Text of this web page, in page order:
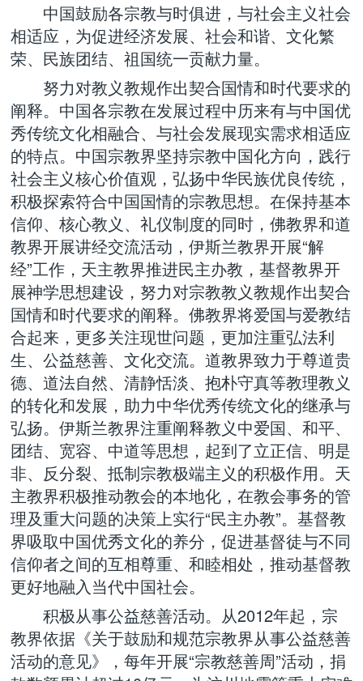
中国鼓励各宗教与时俱进，与社会主义社会
相适应，为促进经济发展、社会和谐、文化繁
荣、民族团结、祖国统一贡献力量。
努力对教义教规作出契合国情和时代要求的
阐释。中国各宗教在发展过程中历来有与中国优
秀传统文化相融合、与社会发展现实需求相适应
的特点。中国宗教界坚持宗教中国化方向，践行
社会主义核心价值观，弘扬中华民族优良传统，
积极探索符合中国国情的宗教思想。在保持基本
信仰、核心教义、礼仪制度的同时，佛教界和道
教界开展讲经交流活动，伊斯兰教界开展“解
经”工作，天主教界推进民主办教，基督教界开
展神学思想建设，努力对宗教教义教规作出契合
国情和时代要求的阐释。佛教界将爱国与爱教结
合起来，更多关注现世问题，更加注重弘法利
生、公益慈善、文化交流。道教界致力于尊道贵
德、道法自然、清静恬淡、抱朴守真等教理教义
的转化和发展，助力中华优秀传统文化的继承与
弘扬。伊斯兰教界注重阐释教义中爱国、和平、
团结、宽容、中道等思想，起到了立正信、明是
非、反分裂、抵制宗教极端主义的积极作用。天
主教界积极推动教会的本地化，在教会事务的管
理及重大问题的决策上实行“民主办教”。基督教
界吸取中国优秀文化的养分，促进基督徒与不同
信仰者之间的互相尊重、和睦相处，推动基督教
更好地融入当代中国社会。
积极从事公益慈善活动。从2012年起，宗
教界依据《关于鼓励和规范宗教界从事公益慈善
活动的意见》，每年开展“宗教慈善周”活动，捐